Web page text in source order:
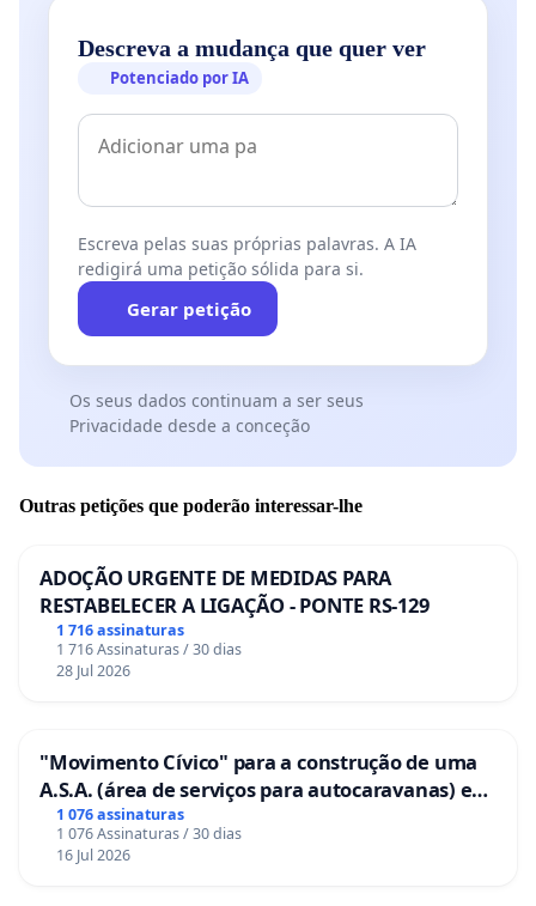
Descreva a mudança que quer ver
Potenciado por IA
Escreva pelas suas próprias palavras. A IA
redigirá uma petição sólida para si.
Gerar petição
Os seus dados continuam a ser seus
Privacidade desde a conceção
Outras petições que poderão interessar-lhe
ADOÇÃO URGENTE DE MEDIDAS PARA
RESTABELECER A LIGAÇÃO - PONTE RS-129
1 716 assinaturas
1 716 Assinaturas / 30 dias
28 Jul 2026
"Movimento Cívico" para a construção de uma
A.S.A. (área de serviços para autocaravanas) em
Coimbra
1 076 assinaturas
1 076 Assinaturas / 30 dias
16 Jul 2026